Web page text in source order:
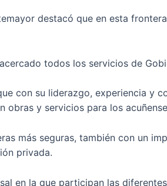
destacó que en esta
todos los servicios de
con su liderazgo, experiencia y
y servicios para los
más seguras, también con un
privada.
en la que participan las